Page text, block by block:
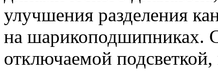
улучшения разделения
на шарикоподшипниках.
отключаемой